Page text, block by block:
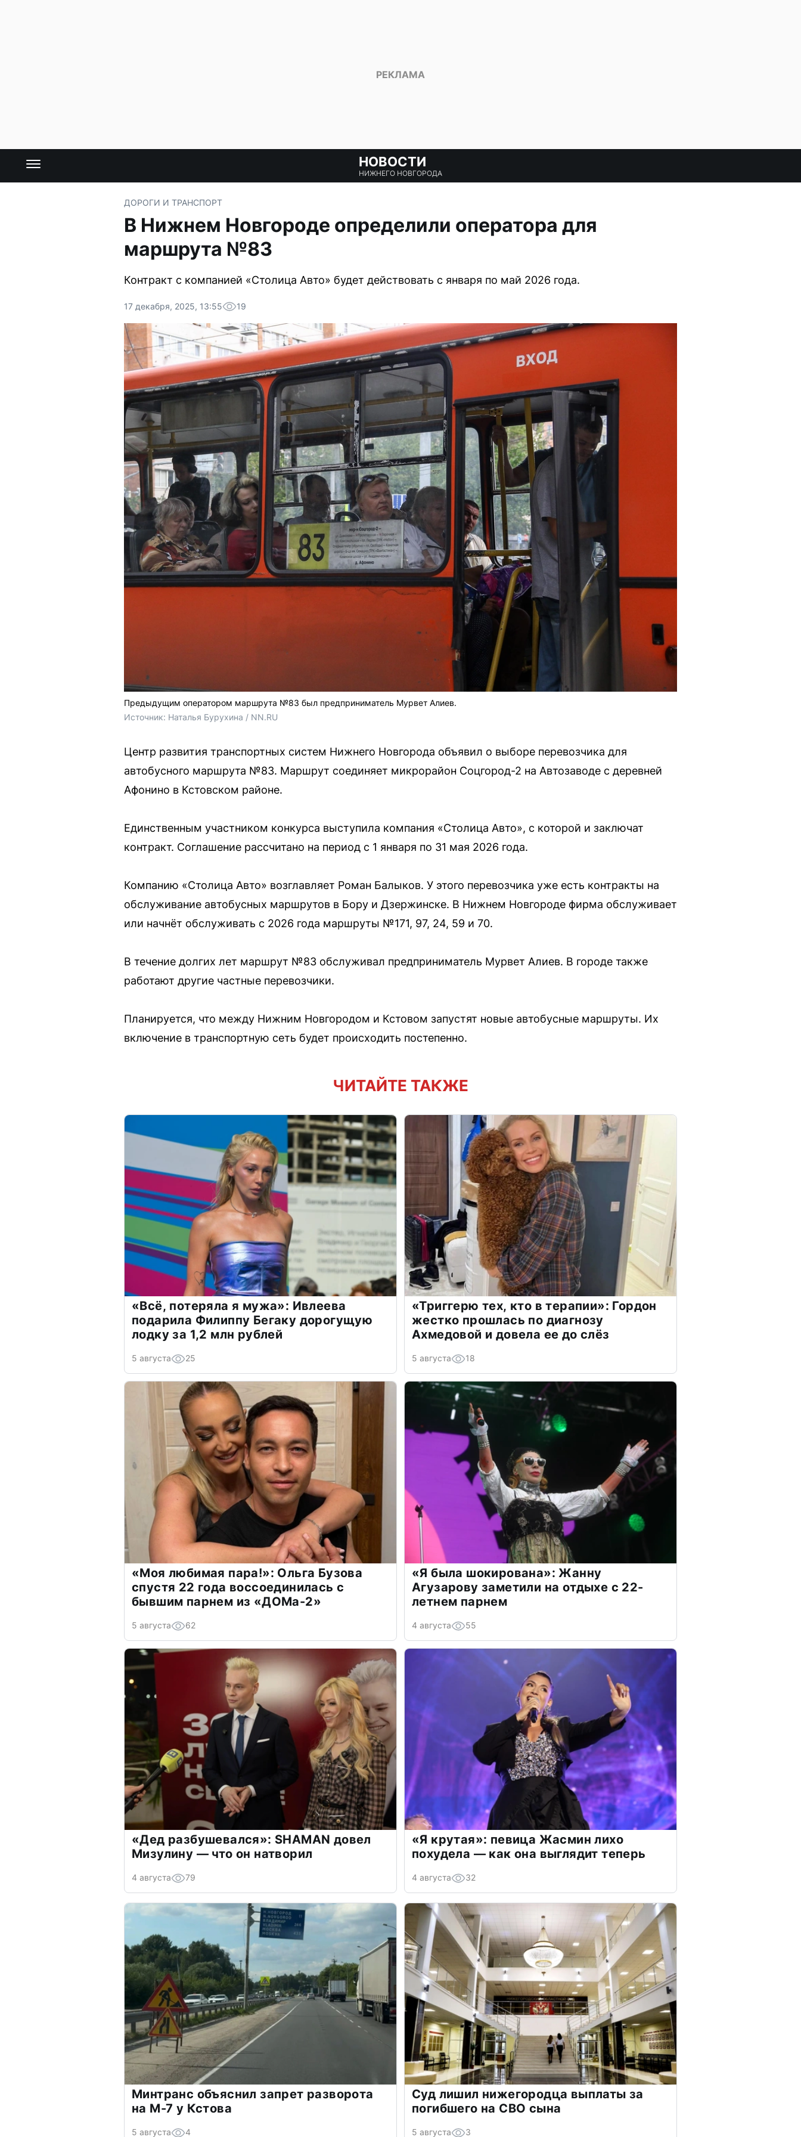
НОВОСТИ
НИЖНЕГО НОВГОРОДА
ДОРОГИ И ТРАНСПОРТ
В Нижнем Новгороде определили оператора для
маршрута №83
Контракт с компанией «Столица Авто» будет действовать с января по май 2026 года.
17 декабря, 2025, 13:55 19
Предыдущим оператором маршрута №83 был предприниматель Мурвет Алиев.
Источник: Наталья Бурухина / NN.RU
Центр развития транспортных систем Нижнего Новгорода объявил о выборе перевозчика для
автобусного маршрута №83. Маршрут соединяет микрорайон Соцгород-2 на Автозаводе с деревней
Афонино в Кстовском районе.
Единственным участником конкурса выступила компания «Столица Авто», с которой и заключат
контракт. Соглашение рассчитано на период с 1 января по 31 мая 2026 года.
Компанию «Столица Авто» возглавляет Роман Балыков. У этого перевозчика уже есть контракты на
обслуживание автобусных маршрутов в Бору и Дзержинске. В Нижнем Новгороде фирма обслуживает
или начнёт обслуживать с 2026 года маршруты №171, 97, 24, 59 и 70.
В течение долгих лет маршрут №83 обслуживал предприниматель Мурвет Алиев. В городе также
работают другие частные перевозчики.
Планируется, что между Нижним Новгородом и Кстовом запустят новые автобусные маршруты. Их
включение в транспортную сеть будет происходить постепенно.
ЧИТАЙТЕ ТАКЖЕ
«Всё, потеряла я мужа»: Ивлеева
подарила Филиппу Бегаку дорогущую
лодку за 1,2 млн рублей
5 августа 25
«Триггерю тех, кто в терапии»: Гордон
жестко прошлась по диагнозу
Ахмедовой и довела ее до слёз
5 августа 18
«Моя любимая пара!»: Ольга Бузова
спустя 22 года воссоединилась с
бывшим парнем из «ДОМа-2»
5 августа 62
«Я была шокирована»: Жанну
Агузарову заметили на отдыхе с 22-
летнем парнем
4 августа 55
«Дед разбушевался»: SHAMAN довел
Мизулину — что он натворил
4 августа 79
«Я крутая»: певица Жасмин лихо
похудела — как она выглядит теперь
4 августа 32
Минтранс объяснил запрет разворота
на М-7 у Кстова
5 августа 4
Суд лишил нижегородца выплаты за
погибшего на СВО сына
5 августа 3